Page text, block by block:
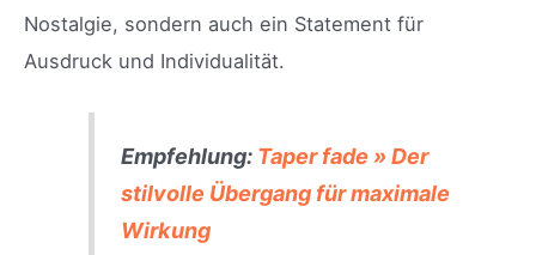
Nostalgie, sondern auch ein Statement für
Ausdruck und Individualität.
Empfehlung: Taper fade » Der
stilvolle Übergang für maximale
Wirkung